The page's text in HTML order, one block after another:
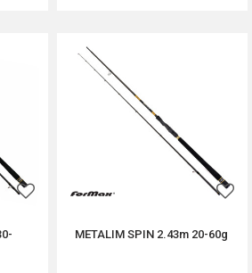
METALIM SPIN 2.43m 20-60g